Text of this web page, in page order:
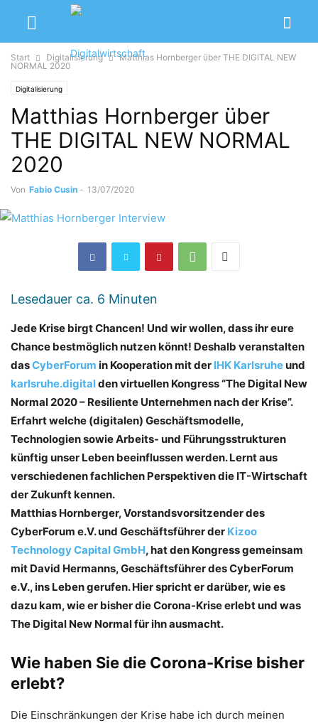
Start Digitalisierung
Matthias Hornberger über THE DIGITAL NEW
NORMAL 2020
Digitalisierung
Matthias Hornberger über
THE DIGITAL NEW NORMAL
2020
Von Fabio Cusin - 13/07/2020
Lesedauer ca. 6 Minuten
Jede Krise birgt Chancen! Und wir wollen, dass ihr eure
Chance bestmöglich nutzen könnt! Deshalb veranstalten
dasCyberForum in Kooperation mit der IHK Karlsruheund
karlsruhe.digitalden virtuellen Kongress “The Digital New
Normal 2020 – Resiliente Unternehmen nach der Krise”.
Erfahrt welche (digitalen) Geschäftsmodelle,
Technologien sowie Arbeits- und Führungsstrukturen
künftig unser Leben beeinflussen werden. Lernt aus
verschiedenen fachlichen Perspektiven die IT-Wirtschaft
der Zukunft kennen.
Matthias Hornberger, Vorstandsvorsitzender des
CyberForum e.V. und Geschäftsführer der Kizoo
Technology Capital GmbH, hat den Kongress gemeinsam
mit David Hermanns, Geschäftsführer des CyberForum
e.V., ins Leben gerufen. Hier spricht er darüber, wie es
dazu kam, wie er bisher die Corona-Krise erlebt und was
The Digital New Normal für ihn ausmacht.
Wie haben Sie die Corona-Krise bisher
erlebt?
Die Einschränkungen der Krise habe ich durch meinen